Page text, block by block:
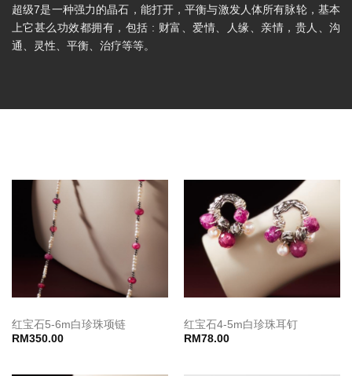
超级7是一种强力的晶石，能打开，平衡与激发人体所有脉轮，基本
上它甚么功效都拥有，包括 : 财富、爱情、人缘、亲情，贵人、沟
通、灵性、平衡、治疗等等。
红宝石5-6m白珍珠项链
RM 350.00
红宝石4-5m白珍珠耳钉
RM 78.00